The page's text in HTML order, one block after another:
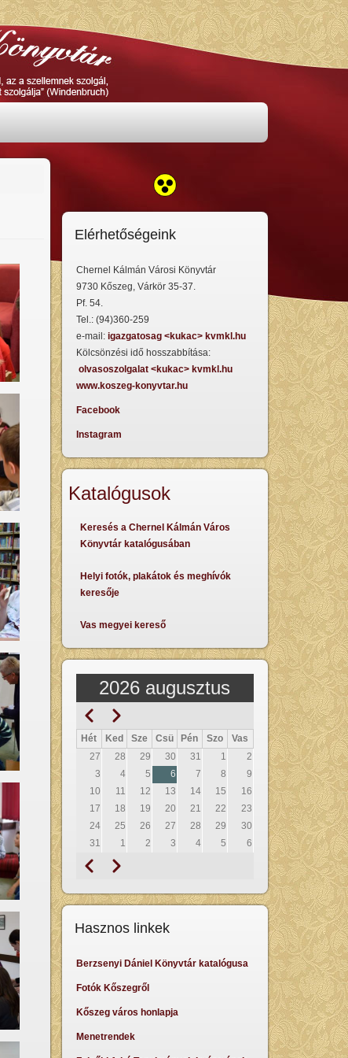
Elérhetőségeink
Chernel Kálmán Városi Könyvtár
9730 Kőszeg, Várkör 35-37.
Pf. 54.
Tel.: (94)360-259
e-mail: igazgatosag <kukac> kvmkl.hu
Kölcsönzési idő hosszabbítása:
olvasoszolgalat <kukac> kvmkl.hu
www.koszeg-konyvtar.hu
Facebook
Instagram
Katalógusok
Keresés a Chernel Kálmán Város
Könyvtár katalógusában
Helyi fotók, plakátok és meghívók
keresője
Vas megyei kereső
2026 augusztus
Oldalszámozás
Előző Következő
Hét Ked Sze Csü Pén Szo
Vas
27
28 29 30 31 1
2
3
4 5 6 7 8
9
10
11 12 13 14 15
16
17
18 19 20 21 22
23
24
25 26 27 28 29
30
31
1 2 3 4 5 6
Oldalszámozás
Előző Következő
Hasznos linkek
Berzsenyi Dániel Könyvtár katalógusa
Fotók Kőszegről
Kőszeg város honlapja
Menetrendek